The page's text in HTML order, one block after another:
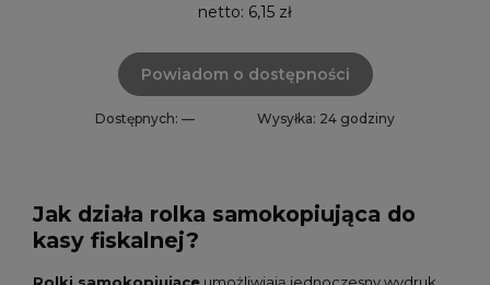
netto: 6,15 zł
Powiadom o dostępności
Dostępnych: — Wysyłka: 24 godziny
Jak działa rolka samokopiująca do
kasy fiskalnej?
Rolki samokopiujące umożliwiają jednoczesny wydruk